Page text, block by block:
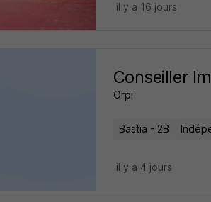
il y a 16 jours
Conseiller
Orpi
Bastia - 2B
il y a 4 jours